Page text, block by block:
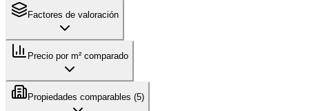
Factores de valoración
Precio por m² comparado
Propiedades comparables (5)